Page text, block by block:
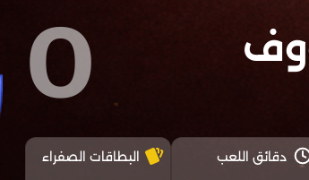
دقائق اللعب البطاقات الصفراء
0